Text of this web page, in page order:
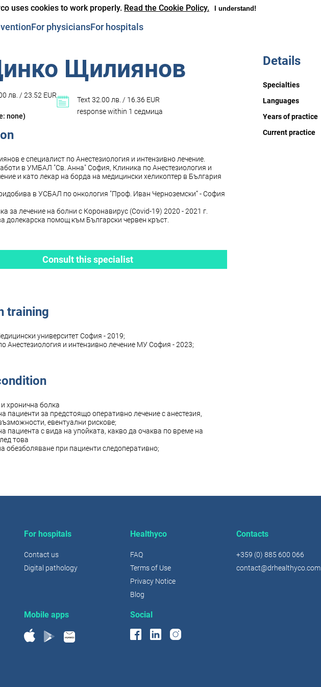
uses cookies to work properly. Read the Cookie Policy. I understand!
For physiciansFor hospitals
Щилиянов
лв. / 23.52 EUR
none)
Text 32.00 лв. / 16.36 EUR
response within 1 седмица
е специалист по Анестезиология и интензивно лечение.
в УМБАЛ "Св. Анна" София, Клиника по Анестезиология и
и като лекар на борда на медицински хеликоптер в България
в УСБАЛ по онкология "Проф. Иван Черноземски“ - София
за лечение на болни с Коронавирус (Covid-19) 2020 - 2021 г.
долекарска помощ към Български червен кръст.
Consult this specialist
Details
Specialties
Languages
Years of practice
Current practice
training
университет София - 2019;
Анестезиология и интензивно лечение МУ София - 2023;
хронична болка
пациенти за предстоящо оперативно лечение с анестезия,
евентуални рискове;
пациента с вида на упойката, какво да очаква по време на
това
обезболяване при пациенти следоперативно;
For hospitals
Contact us
Digital pathology
Healthyco
FAQ
Terms of Use
Privacy Notice
Blog
Contacts
+359 (0) 885 600 066
contact@drhealthyco.com
Mobile apps Social